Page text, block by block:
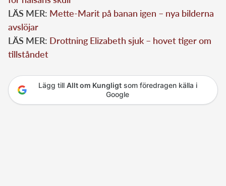
LÄS MER: Mette-Marit på banan igen – nya bilderna
avslöjar
LÄS MER: Drottning Elizabeth sjuk – hovet tiger om
tillståndet
Lägg till Allt om Kungligtsom föredragen källa i
Google